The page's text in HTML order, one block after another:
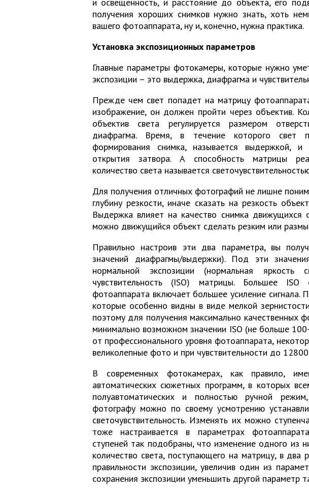
получения хороших снимков нужно знать, хоть
вашего фотоаппарата, ну и, конечно, нужна практика.
Установка экспозиционных параметров
Главные параметры фотокамеры, которые нужно
экспозиции – это выдержка, диафрагма и
Прежде чем свет попадет на матрицу
изображение, он должен пройти через объектив.
объектив света регулируется размером
диафрагма. Время, в течение которого свет
формирования снимка, называется выдержкой, и
открытия затвора. А способность матрицы
количество света называется
Для получения отличных фотографий не лишне
глубину резкости, иначе сказать на резкость
Выдержка влияет на качество снимка движущихся
можно движущийся объект сделать резким или
Правильно настроив эти два параметра, вы
значений диафрагмы/выдержки). Под эти
нормальной экспозиции (нормальная яркость
чувствительность (ISO) матрицы. Большее ISO
фотоаппарата включает большее усиление сигнала.
которые особенно видны в виде мелкой
поэтому для получения максимально качественных
минимально возможном значении ISO (не больше
от профессионального уровня фотоаппарата,
великолепные фото и при чувствительности до
В современных фотокамерах, как правило,
автоматических сюжетных программ, в которых
полуавтоматических и полностью ручной
фотографу можно по своему усмотрению
светочувствительность. Изменять их можно
тоже настраивается в параметрах
ступеней так подобраны, что изменение одного из
количество света, поступающего на матрицу, в два
правильности экспозиции, увеличив один из
сохранения экспозиции уменьшить другой параметр